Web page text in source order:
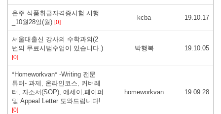
온주 식품취급자격증시험 시행
_10월28일(월) [0]
kcba 19.10.17
서울대출신 강사의 수학과외(2
번의 무료시범수업이 있습니다.)
[0]
박행복 19.10.05
*Homeworkvan* -Writing 전문
튜터- 과제, 온라인코스, 커버레
터, 자소서(SOP), 에세이,페이퍼
및 Appeal Letter 도와드립니다!
[0]
homeworkvan 19.09.28